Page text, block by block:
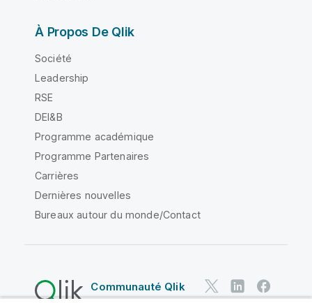
À Propos De Qlik
Société
Leadership
RSE
DEI&B
Programme académique
Programme Partenaires
Carrières
Dernières nouvelles
Bureaux autour du monde/Contact
Communauté Qlik